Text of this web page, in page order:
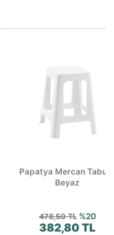
Papatya Mercan
Beyaz
478,50 TL %20
382,80 TL